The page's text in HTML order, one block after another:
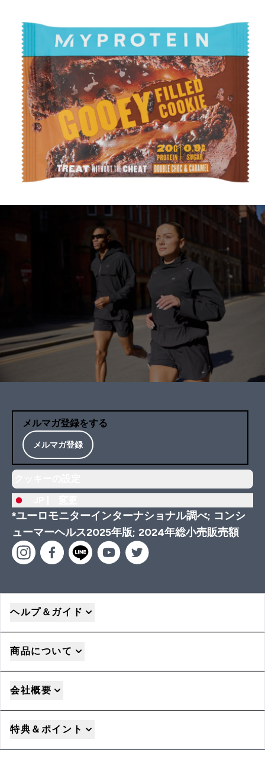
メルマガ登録をする
メルマガ登録
*ユーロモニターインターナショナル調べ; コンシ
ューマーヘルス2025年版; 2024年総小売販売額
ヘルプ＆ガイド
商品について
会社概要
特典＆ポイント